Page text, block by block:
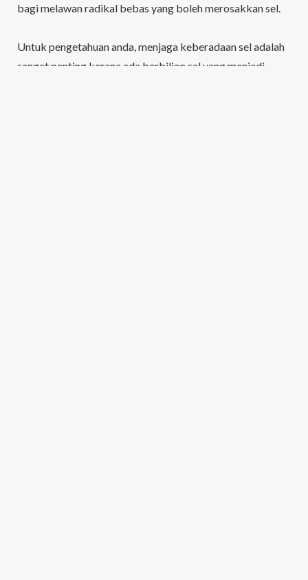
bagi melawan radikal bebas yang boleh merosakkan sel.
Untuk pengetahuan anda, menjaga keberadaan sel adalah
sangat penting kerana ada berbilion sel yang menjadi